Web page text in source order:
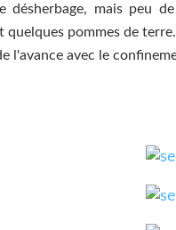
désherbage, mais peu
quelques pommes de
l'avance avec le